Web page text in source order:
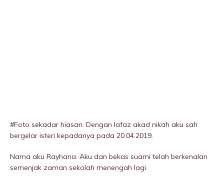
#Foto sekadar hiasan. Dengan lafaz akad nikah aku sah
bergelar isteri kepadanya pada 20.04.2019.
Nama aku Rayhana. Aku dan bekas suami telah berkenalan
semenjak zaman sekolah menengah lagi.